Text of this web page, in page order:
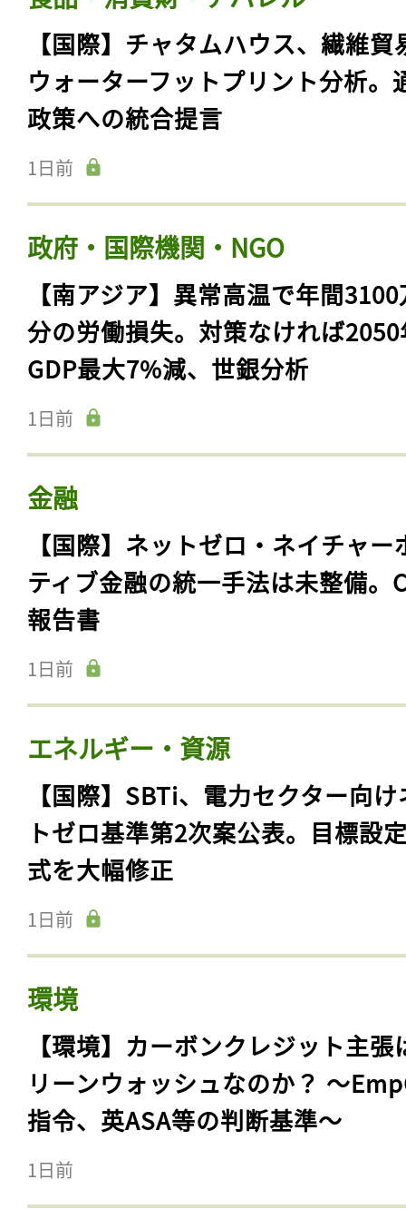
【国際】チャタムハウス、繊維貿
ウォーターフットプリント分析。
政策への統合提言
1日前
政府・国際機関・NGO
【南アジア】異常高温で年間
分の労働損失。対策なければ
GDP最大7%減、世銀分析
1日前
金融
【国際】ネットゼロ・ネイチャー
ティブ金融の統一手法は未整備。
報告書
1日前
エネルギー・資源
【国際】SBTi、電力セクター向
トゼロ基準第2次案公表。目標設
式を大幅修正
1日前
環境
【環境】カーボンクレジット主張
リーンウォッシュなのか？ 〜
指令、英ASA等の判断基準〜
1日前